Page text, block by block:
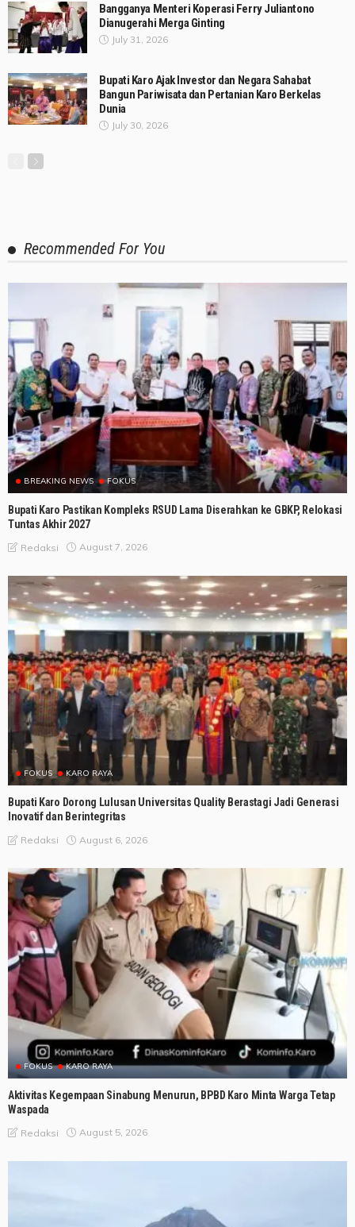
Bangganya Menteri Koperasi Ferry Juliantono
Dianugerahi Merga Ginting
July 31, 2026
Bupati Karo Ajak Investor dan Negara Sahabat
Bangun Pariwisata dan Pertanian Karo Berkelas
Dunia
July 30, 2026
Recommended For You
BREAKING NEWS FOKUS
Bupati Karo Pastikan Kompleks RSUD Lama Diserahkan ke GBKP, Relokasi
Tuntas Akhir 2027
Redaksi August 7, 2026
FOKUS KARO RAYA
Bupati Karo Dorong Lulusan Universitas Quality Berastagi Jadi Generasi
Inovatif dan Berintegritas
Redaksi August 6, 2026
FOKUS KARO RAYA
Aktivitas Kegempaan Sinabung Menurun, BPBD Karo Minta Warga Tetap
Waspada
Redaksi August 5, 2026